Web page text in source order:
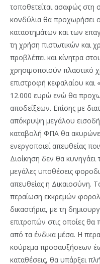
τοποθετείται ασαφώς στη
κονδύλια θα προχωρήσει
καταστημάτων και των
τη χρήση πιστωτικών και
προβλέπει και κίνητρα
χρησιμοποιούν πλαστικό
επιστροφή κεφαλαίου και
12.000 ευρώ ενώ θα
αποδείξεων. Επίσης με
απόκρυψη μεγάλου
καταβολή ΦΠΑ θα
ενεργοποιεί απευθείας
Διοίκηση δεν θα κυνηγάει
μεγάλες υποθέσεις
απευθείας η Δικαιοσύνη.
περαίωση εκκρεμών
δικαστήρια, με τη
επιτροπών στις οποίες
από τα ένδικα μέσα. Η
κούρεμα προσαυξήσεων
καταθέσεις, θα υπάρξει